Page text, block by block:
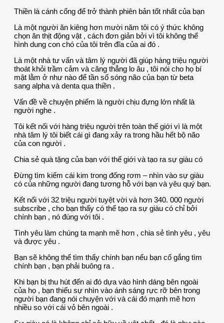
Thiền là cánh cổng để trở thành phiên bản tốt nhất của bạn
Là một người ăn kiêng hơn mười năm tôi có ý thức không
chọn ăn thịt động vật , cách đơn giản bởi vì tôi không thể
hình dung con chó của tôi trên đĩa của ai đó .
Là một nhà tư vấn và tâm lý người đã giúp hàng triệu người
thoát khỏi trầm cảm và căng thẳng lo âu , tôi nói cho họ bí
mật lằm ở như nào để tần số sóng não của bạn từ beta
sang alpha và denta qua thiền .
Vấn đề về chuyện phiếm là người chịu đựng lớn nhất là
người nghe .
Tôi kết nối với hàng triệu người trên toàn thế giới vì là một
nhà tâm lý tôi biết cái gì đang xảy ra trong hầu hết bộ não
của con người .
Chia sẻ quà tặng của bạn với thế giới và tạo ra sự giàu có
Đừng tìm kiếm cái kim trong đống rơm – nhìn vào sự giàu
có của những người đang tương hỗ với bạn và yêu quý bạn.
Kết nối với 32 triệu người tuyệt vời và hơn 340. 000 người
subscribe , cho bạn thấy có thể tạo ra sự giàu có chỉ bởi
chính bạn , nó đúng với tôi .
Tình yêu làm chúng ta mạnh mẽ hơn , chia sẻ tình yêu , yêu
và được yêu .
Bạn sẽ không thể tìm thấy chính bạn nếu bạn cố gắng tìm
chính bạn , bạn phải buông ra .
Khi bạn bị thu hút đến ai đó dựa vào hình dáng bên ngoài
của họ , bạn thiếu sự nhìn vào ánh sáng rực rỡ bên trong
người bạn đang nói chuyện với và cái đó mạnh mẽ hơn
nhiều so với cái vỏ bên ngoài .